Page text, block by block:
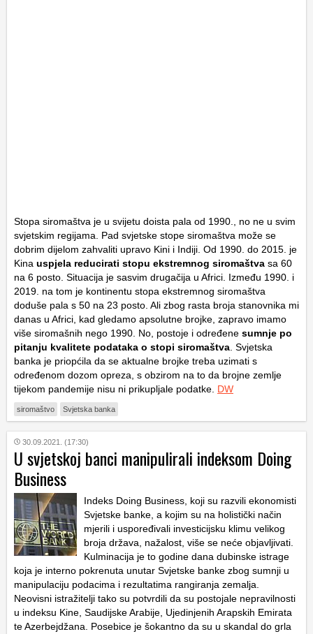
Stopa siromaštva je u svijetu doista pala od 1990., no ne u svim
svjetskim regijama. Pad svjetske stope siromaštva može se
dobrim dijelom zahvaliti upravo Kini i Indiji. Od 1990. do 2015. je
Kina uspjela reducirati stopu ekstremnog siromaštva sa 60
na 6 posto. Situacija je sasvim drugačija u Africi. Između 1990. i
2019. na tom je kontinentu stopa ekstremnog siromaštva
doduše pala s 50 na 23 posto. Ali zbog rasta broja stanovnika mi
danas u Africi, kad gledamo apsolutne brojke, zapravo imamo
više siromašnih nego 1990. No, postoje i određene sumnje po
pitanju kvalitete podataka o stopi siromaštva . Svjetska
banka je priopćila da se aktualne brojke treba uzimati s
određenom dozom opreza, s obzirom na to da brojne zemlje
tijekom pandemije nisu ni prikupljale podatke. DW
siromaštvo Svjetska banka
30.09.2021. (17:30)
U svjetskoj banci manipulirali indeksom Doing
Business
Indeks Doing Business, koji su razvili ekonomisti
Svjetske banke, a kojim su na holistički način
mjerili i uspoređivali investicijsku klimu velikog
broja država, nažalost, više se neće objavljivati.
Kulminacija je to godine dana dubinske istrage
koja je interno pokrenuta unutar Svjetske banke zbog sumnji u
manipulaciju podacima i rezultatima rangiranja zemalja.
Neovisni istražitelji tako su potvrdili da su postojale nepravilnosti
u indeksu Kine, Saudijske Arabije, Ujedinjenih Arapskih Emirata
te Azerbejdžana. Posebice je šokantno da su u skandal do grla